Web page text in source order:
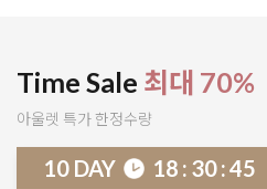
Time Sale 최대 70%
아울렛 특가 한정수량
10 DAY 18 : 30:40